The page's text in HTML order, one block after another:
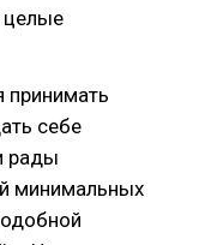
целые
принимать
себе
рады
минимальных